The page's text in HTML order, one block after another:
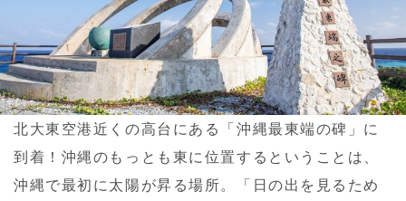
北大東空港近くの高台にある「沖縄最東端の碑」に
到着！沖縄のもっとも東に位置するということは、
沖縄で最初に太陽が昇る場所。「日の出を見るため